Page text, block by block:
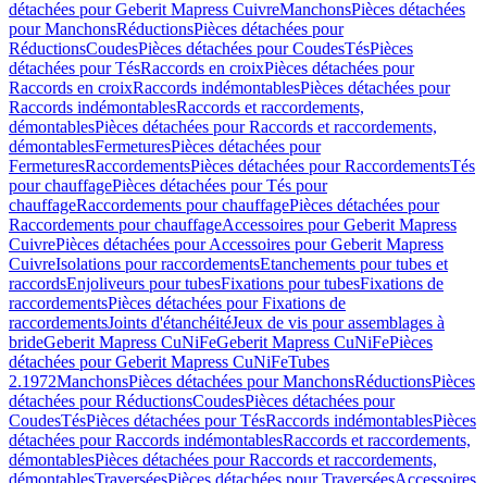
détachées pour Geberit Mapress CuivreManchonsPièces détachées
pour ManchonsRéductionsPièces détachées pour
RéductionsCoudesPièces détachées pour CoudesTésPièces
détachées pour TésRaccords en croixPièces détachées pour
Raccords en croixRaccords indémontablesPièces détachées pour
Raccords indémontablesRaccords et raccordements,
démontablesPièces détachées pour Raccords et raccordements,
démontablesFermeturesPièces détachées pour
FermeturesRaccordementsPièces détachées pour RaccordementsTés
pour chauffagePièces détachées pour Tés pour
chauffageRaccordements pour chauffagePièces détachées pour
Raccordements pour chauffageAccessoires pour Geberit Mapress
CuivrePièces détachées pour Accessoires pour Geberit Mapress
CuivreIsolations pour raccordementsEtanchements pour tubes et
raccordsEnjoliveurs pour tubesFixations pour tubesFixations de
raccordementsPièces détachées pour Fixations de
raccordementsJoints d'étanchéitéJeux de vis pour assemblages à
brideGeberit Mapress CuNiFeGeberit Mapress CuNiFePièces
détachées pour Geberit Mapress CuNiFeTubes
2.1972ManchonsPièces détachées pour ManchonsRéductionsPièces
détachées pour RéductionsCoudesPièces détachées pour
CoudesTésPièces détachées pour TésRaccords indémontablesPièces
détachées pour Raccords indémontablesRaccords et raccordements,
démontablesPièces détachées pour Raccords et raccordements,
démontablesTraverséesPièces détachées pour TraverséesAccessoires